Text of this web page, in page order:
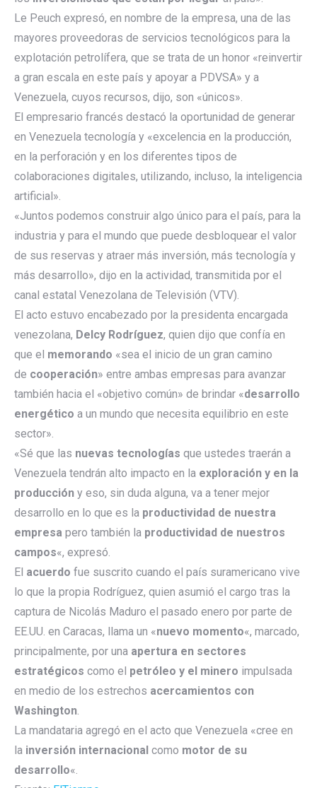
Le Peuch expresó, en nombre de la empresa, una de las
mayores proveedoras de servicios tecnológicos para la
explotación petrolífera, que se trata de un honor «reinvertir
a gran escala en este país y apoyar a PDVSA» y a
Venezuela, cuyos recursos, dijo, son «únicos».
El empresario francés destacó la oportunidad de generar
en Venezuela tecnología y «excelencia en la producción,
en la perforación y en los diferentes tipos de
colaboraciones digitales, utilizando, incluso, la inteligencia
artificial».
«Juntos podemos construir algo único para el país, para la
industria y para el mundo que puede desbloquear el valor
de sus reservas y atraer más inversión, más tecnología y
más desarrollo», dijo en la actividad, transmitida por el
canal estatal Venezolana de Televisión (VTV).
El acto estuvo encabezado por la presidenta encargada
venezolana, Delcy Rodríguez, quien dijo que confía en
que el memorando «sea el inicio de un gran camino
de cooperación» entre ambas empresas para avanzar
también hacia el «objetivo común» de brindar «desarrollo
energético a un mundo que necesita equilibrio en este
sector».
«Sé que las nuevas tecnologías que ustedes traerán a
Venezuela tendrán alto impacto en la exploración y en la
producción y eso, sin duda alguna, va a tener mejor
desarrollo en lo que es la productividad de nuestra
empresa pero también la productividad de nuestros
campos«, expresó.
El acuerdo fue suscrito cuando el país suramericano vive
lo que la propia Rodríguez, quien asumió el cargo tras la
captura de Nicolás Maduro el pasado enero por parte de
EE.UU. en Caracas, llama un «nuevo momento«, marcado,
principalmente, por una apertura en sectores
estratégicos como el petróleo y el minero impulsada
en medio de los estrechos acercamientos con
Washington.
La mandataria agregó en el acto que Venezuela «cree en
la inversión internacional como motor de su
desarrollo«.